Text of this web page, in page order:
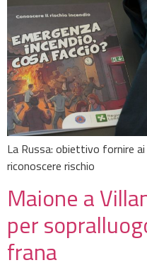
La Russa: obiettivo fornire
riconoscere rischio
Maione a
per
frana